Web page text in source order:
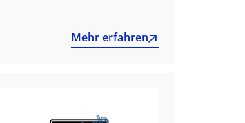
Mehr erfahren